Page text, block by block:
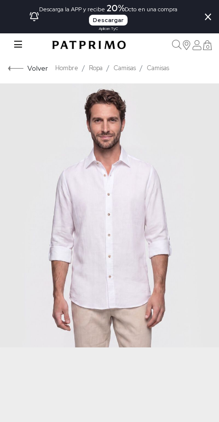
Descarga la APP y recibe 20%Dcto en una compra
Descargar
Aplican TyC
×
0
Volver Hombre Ropa Camisas Camisas